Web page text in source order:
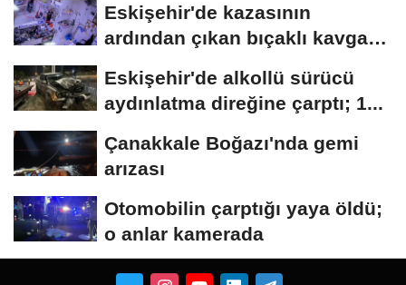
Eskişehir'de kazasının
ardından çıkan bıçaklı kavga
Eskişehir'de alkollü sürücü
aydınlatma direğine çarptı; 1...
Çanakkale Boğazı'nda gemi
arızası
Otomobilin çarptığı yaya öldü;
o anlar kamerada